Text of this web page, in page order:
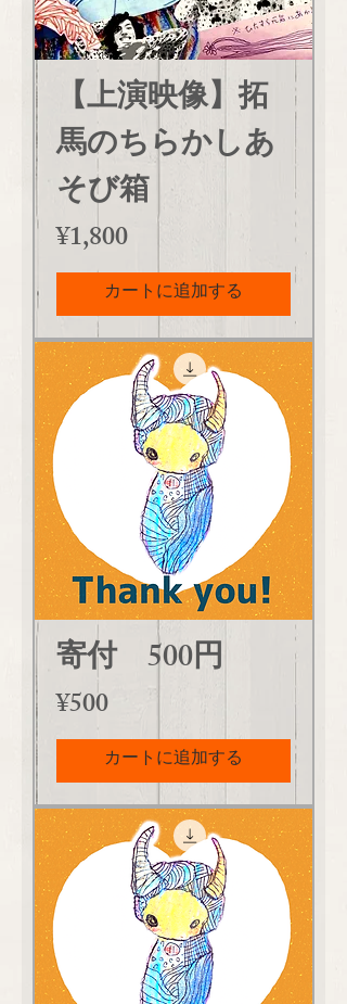
【上演映像】拓
馬のちらかしあ
そび箱
価格
¥1,800
カートに追加する
寄付 500円
価格
¥500
カートに追加する